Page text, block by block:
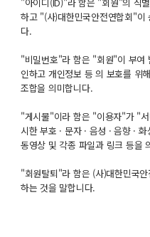
하고 "(사)대한민국안전연합회"이
다.
"비밀번호"라 함은 "회원"이 부여
인하고 개인정보 등 의 보호를 위
조합을 의미합니다.
"게시물"이라 함은 "이용자"가 "
시한 부호 · 문자 · 음성 · 음향 ·
동영상 및 각종 파일과 링크 등을
"회원탈퇴"라 함은 (사)대한민국
하는 것을 말합니다.